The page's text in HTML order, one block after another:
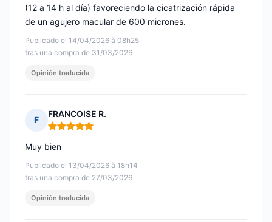
Publicado el 14/04/2026 à 08h25
tras una compra de 31/03/2026
(12 a 14 h al día) favoreciendo la cicatrización rápida
de un agujero macular de 600 micrones.
Opinión traducida
F
FRANCOISE R.
Nota: 5 de 5
Publicado el 13/04/2026 à 18h14
tras una compra de 27/03/2026
Muy bien
Opinión traducida